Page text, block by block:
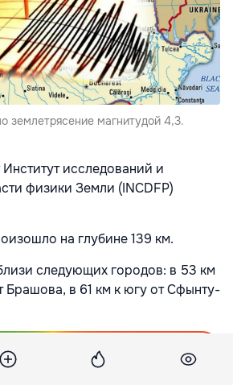
землетрясение магнитудой 4,3.
Институт исследований и
физики Земли (INCDFP)
на глубине 139 км.
следующих городов: в 53 км
Брашова, в 61 км к югу от Сфынту-
на новости Point.md в Google